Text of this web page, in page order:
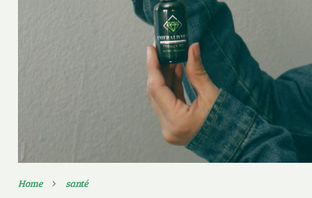
Home santé
Test ADN origine, se préparer à
connaître ses origines